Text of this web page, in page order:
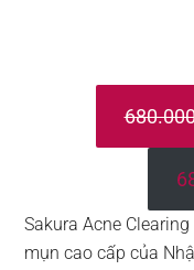
Sakura Acne
mụn cao cấp của